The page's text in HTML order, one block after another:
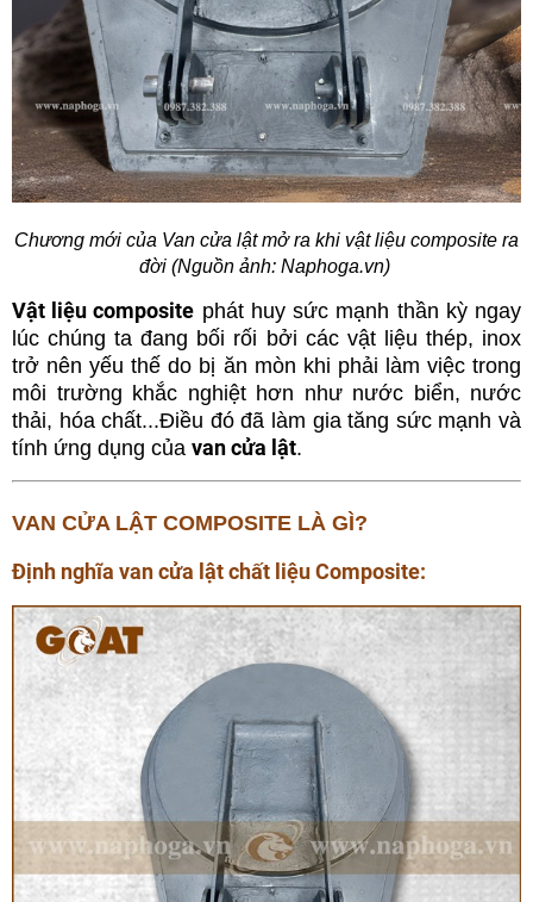
Chương mới của Van cửa lật mở ra khi vật liệu composite ra
đời (Nguồn ảnh: Naphoga.vn)
Vật liệu composite phát huy sức mạnh thần kỳ ngay
lúc chúng ta đang bối rối bởi các vật liệu thép, inox
trở nên yếu thế do bị ăn mòn khi phải làm việc trong
môi trường khắc nghiệt hơn như nước biển, nước
thải, hóa chất...Điều đó đã làm gia tăng sức mạnh và
tính ứng dụng của van cửa lật.
VAN CỬA LẬT COMPOSITE LÀ GÌ?
Định nghĩa van cửa lật chất liệu Composite: